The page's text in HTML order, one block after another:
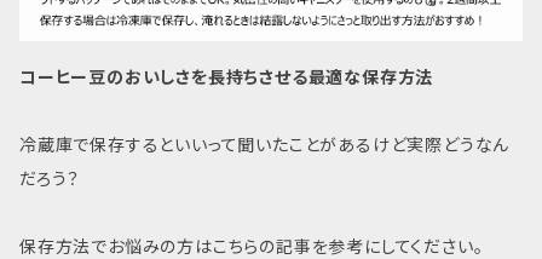
コーヒー豆のおいしさを長持ちさせる最適な保存方法
冷蔵庫で保存するといいって聞いたことがあるけど実際どうなん
だろう？
保存方法でお悩みの方はこちらの記事を参考にしてください。